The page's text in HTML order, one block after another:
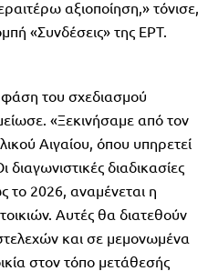
αξιοποίηση,» τόνισε,
«Συνδέσεις» της ΕΡΤ.
του σχεδιασμού
«Ξεκινήσαμε από τον
Αιγαίου, όπου υπηρετεί
διαδικασίες
το 2026, αναμένεται η
Αυτές θα διατεθούν
και σε μεμονωμένα
στον τόπο μετάθεσής